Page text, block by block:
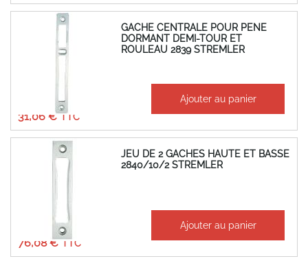
GACHE CENTRALE POUR PENE
DORMANT DEMI-TOUR ET
ROULEAU 2839 STREMLER
31,06 €
25,88 € Ajouter au panier
JEU DE 2 GACHES HAUTE ET BASSE
2840/10/2 STREMLER
76,08 €
63,40 € Ajouter au panier